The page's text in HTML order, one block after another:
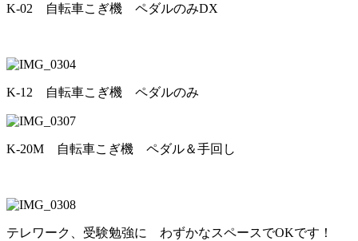
K-02 自転車こぎ機 ペダルのみDX
K-12 自転車こぎ機 ペダルのみ
K-20M 自転車こぎ機 ペダル＆手回し
テレワーク、受験勉強に わずかなスペースでOKです！